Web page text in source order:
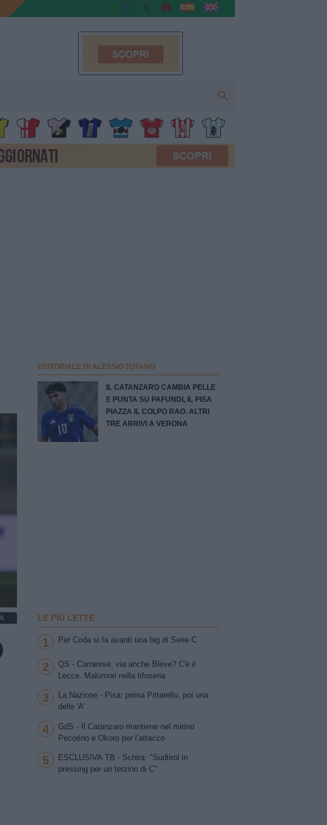
EDITORIALE DI ALESSIO TUFANO
IL CATANZARO CAMBIA PELLE
E PUNTA SU PAFUNDI, IL PISA
PIAZZA IL COLPO RAO. ALTRI
TRE ARRIVI A VERONA
LE PIÙ LETTE
1 Per Coda si fa avanti una big di Serie C
2
QS - Carrarese, via anche Bleve? C'è il
Lecce. Malumori nella tifoseria
3
La Nazione - Pisa: prima Pittarello, poi una
delle 'A'
4
GdS - Il Catanzaro mantiene nel mirino
Pecorino e Okoro per l’attacco
5
ESCLUSIVA TB - Schira: "Sudtirol in
pressing per un terzino di C"